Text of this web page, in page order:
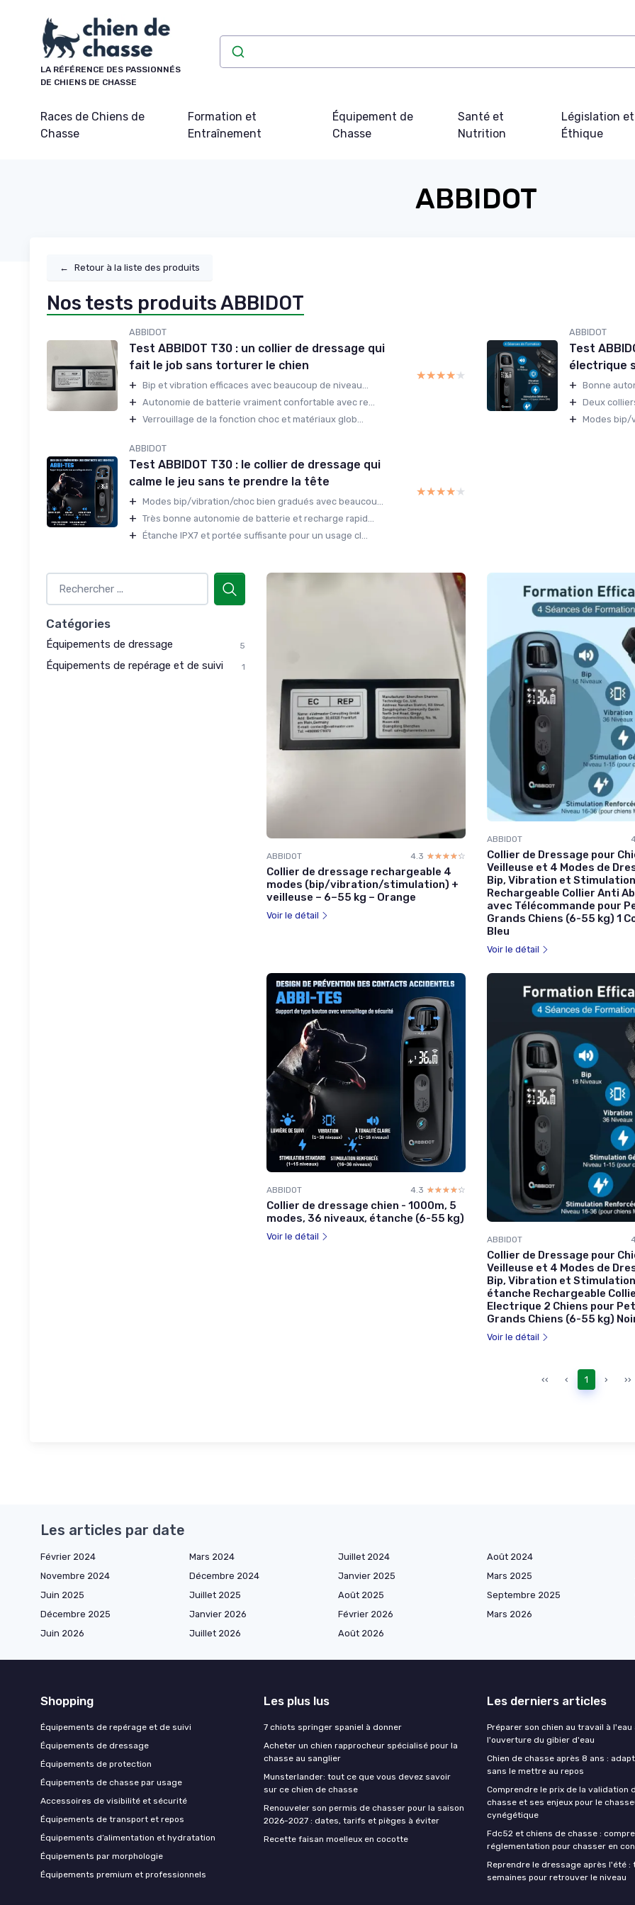
LA RÉFÉRENCE DES PASSIONNÉS
DE CHIENS DE CHASSE
Races de Chiens de
Chasse
Formation et
Entraînement
Équipement de
Chasse
Santé et
Nutrition
Législation et
Éthique
ABBIDOT
← Retour à la liste des produits
Nos tests produits ABBIDOT
ABBIDOT
Test ABBIDOT T30 : un collier de dressage qui
fait le job sans torturer le chien
+ Bip et vibration efficaces avec beaucoup de niveau...
+ Autonomie de batterie vraiment confortable avec re...
+ Verrouillage de la fonction choc et matériaux glob...
★★★★★
★★★★★
ABBIDOT
Test
électrique
+ Bonne
+ Deux
+ Modes bip/
ABBIDOT
Test ABBIDOT T30 : le collier de dressage qui
calme le jeu sans te prendre la tête
+ Modes bip/vibration/choc bien gradués avec beaucou...
+ Très bonne autonomie de batterie et recharge rapid...
+ Étanche IPX7 et portée suffisante pour un usage cl...
★★★★★
★★★★★
Catégories
Équipements de dressage 5
Équipements de repérage et de suivi 1
ABBIDOT 4.3 ☆☆☆☆☆
★★★★★
Collier de dressage rechargeable 4
modes (bip/vibration/stimulation) +
veilleuse – 6–55 kg – Orange
Voir le détail
ABBIDOT
Collier de Dressage pour
Veilleuse et 4 Modes de
Bip, Vibration et
Rechargeable Collier Anti
avec Télécommande pour
Grands Chiens (6-55 kg) 1
Bleu
Voir le détail
ABBIDOT 4.3 ☆☆☆☆☆
★★★★★
Collier de dressage chien - 1000m, 5
modes, 36 niveaux, étanche (6-55 kg)
Voir le détail ABBIDOT
Collier de Dressage pour
Veilleuse et 4 Modes de
Bip, Vibration et
étanche Rechargeable
Electrique 2 Chiens pour
Grands Chiens (6-55 kg)
Voir le détail
‹‹ ‹ 1 › ››
Les articles par date
Février 2024 Mars 2024 Juillet 2024 Août 2024
Novembre 2024
Décembre 2024 Janvier 2025 Mars 2025
Juin 2025
Juillet 2025 Août 2025 Septembre 2025
Décembre 2025
Janvier 2026 Février 2026 Mars 2026
Juin 2026
Juillet 2026 Août 2026
Shopping
Équipements de repérage et de suivi
Équipements de dressage
Équipements de protection
Équipements de chasse par usage
Accessoires de visibilité et sécurité
Équipements de transport et repos
Équipements d’alimentation et hydratation
Équipements par morphologie
Équipements premium et professionnels
Les plus lus
7 chiots springer spaniel à donner
Acheter un chien rapprocheur spécialisé pour la
chasse au sanglier
Munsterlander: tout ce que vous devez savoir
sur ce chien de chasse
Renouveler son permis de chasser pour la saison
2026-2027 : dates, tarifs et pièges à éviter
Recette faisan moelleux en cocotte
Les derniers articles
Préparer son chien au travail à l'eau
l'ouverture du gibier d'eau
Chien de chasse après 8 ans :
sans le mettre au repos
Comprendre le prix de la validation
chasse et ses enjeux pour le
cynégétique
Fdc52 et chiens de chasse :
réglementation pour chasser en
Reprendre le dressage après l'été :
semaines pour retrouver le niveau